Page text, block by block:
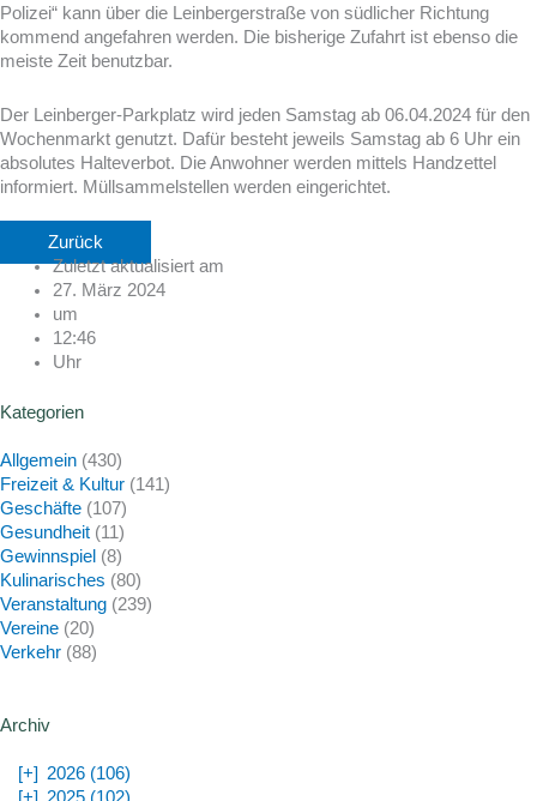
Polizei“ kann über die Leinbergerstraße von südlicher Richtung
kommend angefahren werden. Die bisherige Zufahrt ist ebenso die
meiste Zeit benutzbar.
Der Leinberger-Parkplatz wird jeden Samstag ab 06.04.2024 für den
Wochenmarkt genutzt. Dafür besteht jeweils Samstag ab 6 Uhr ein
absolutes Halteverbot. Die Anwohner werden mittels Handzettel
informiert. Müllsammelstellen werden eingerichtet.
Zurück
Zuletzt aktualisiert am
27. März 2024
um
12:46
Uhr
Kategorien
Allgemein (430)
Freizeit & Kultur (141)
Geschäfte (107)
Gesundheit (11)
Gewinnspiel (8)
Kulinarisches (80)
Veranstaltung (239)
Vereine (20)
Verkehr (88)
Archiv
[+]
2026 (106)
[+]
2025 (102)